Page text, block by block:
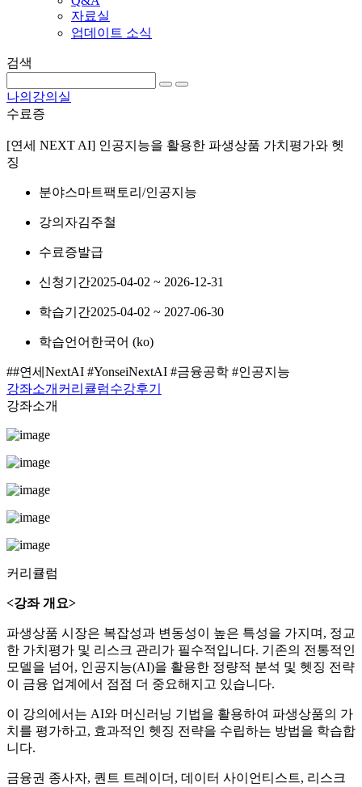
자료실
업데이트 소식
검색
나의강의실
수료증
[연세 NEXT AI] 인공지능을 활용한 파생상품 가치평가와 헷
징
분야스마트팩토리/인공지능
강의자김주철
수료증발급
신청기간2025-04-02 ~ 2026-12-31
학습기간2025-04-02 ~ 2027-06-30
학습언어 한국어 ‎(ko)‎
##연세NextAI #YonseiNextAI #금융공학 #인공지능
강좌소개 커리큘럼수강후기
강좌소개
커리큘럼
<강좌 개요>
파생상품 시장은 복잡성과 변동성이 높은 특성을 가지며, 정교
한 가치평가 및 리스크 관리가 필수적입니다. 기존의 전통적인
모델을 넘어, 인공지능(AI)을 활용한 정량적 분석 및 헷징 전략
이 금융 업계에서 점점 더 중요해지고 있습니다.
이 강의에서는 AI와 머신러닝 기법을 활용하여 파생상품의 가
치를 평가하고, 효과적인 헷징 전략을 수립하는 방법을 학습합
니다.
금융권 종사자, 퀀트 트레이더, 데이터 사이언티스트, 리스크